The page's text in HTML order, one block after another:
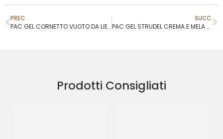
PREC
PAC GEL CORNETTO VUOTO DA LIEVITARE 120 GR
SUCC.
PAC GEL STRUDEL CREMA E MELA 90GR
Prodotti Consigliati